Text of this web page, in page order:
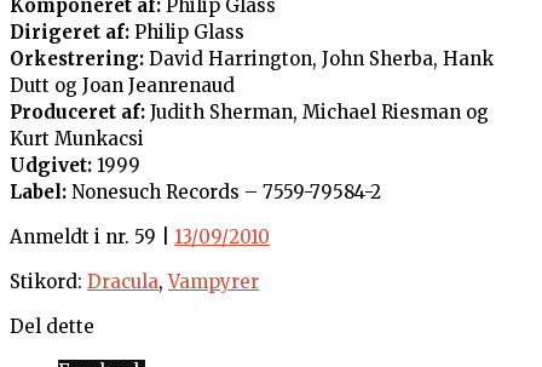
Komponeret af: Philip Glass
Dirigeret af: Philip Glass
Orkestrering: David Harrington, John Sherba, Hank
Dutt og Joan Jeanrenaud
Produceret af: Judith Sherman, Michael Riesman og
Kurt Munkacsi
Udgivet: 1999
Label: Nonesuch Records – 7559-79584-2
Anmeldt i nr. 59 | 13/09/2010
Stikord: Dracula,Vampyrer
Del dette